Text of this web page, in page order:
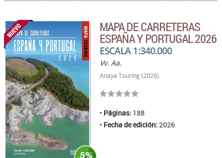
MAPA DE CARRETERAS
ESPAÑA Y PORTUGAL 2026
ESCALA 1:340.000
Vv. Aa.
Anaya Touring (2026)
Páginas: 188
Fecha de edición: 2026